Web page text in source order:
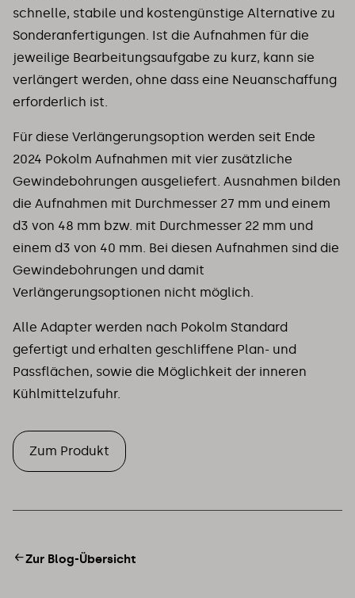
schnelle, stabile und kostengünstige Alternative zu
Sonderanfertigungen. Ist die Aufnahmen für die
jeweilige Bearbeitungsaufgabe zu kurz, kann sie
verlängert werden, ohne dass eine Neuanschaffung
erforderlich ist.
Für diese Verlängerungsoption werden seit Ende
2024 Pokolm Aufnahmen mit vier zusätzliche
Gewindebohrungen ausgeliefert. Ausnahmen bilden
die Aufnahmen mit Durchmesser 27 mm und einem
d3 von 48 mm bzw. mit Durchmesser 22 mm und
einem d3 von 40 mm. Bei diesen Aufnahmen sind die
Gewindebohrungen und damit
Verlängerungsoptionen nicht möglich.
Alle Adapter werden nach Pokolm Standard
gefertigt und erhalten geschliffene Plan- und
Passflächen, sowie die Möglichkeit der inneren
Kühlmittelzufuhr.
Zum Produkt
Zur Blog-Übersicht